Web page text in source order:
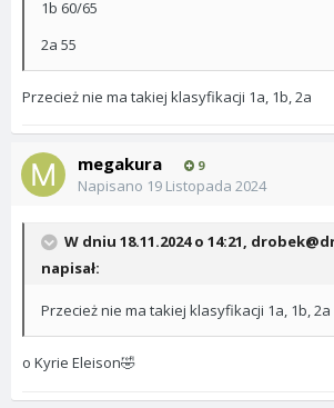
1b 60/65
2a 55
Przecież nie ma takiej klasyfikacji 1a, 1b, 2a
megakura 9
Napisano 19 Listopada 2024
W dniu 18.11.2024 o 14:21,
napisał:
Przecież nie ma takiej klasyfikacji 1a, 1b, 2a
o Kyrie Eleison🤣